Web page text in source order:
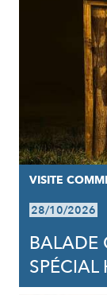
VISITE
28/10/2026
BALADE
SPÉCIAL